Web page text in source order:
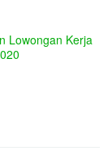
Lowongan Kerja